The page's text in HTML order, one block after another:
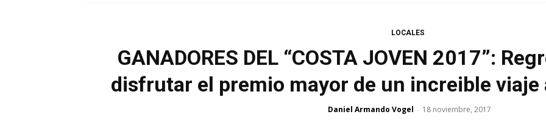
LOCALES
GANADORES DEL “COSTA JOVEN 2017”:
disfrutar el premio mayor de un increible viaje
Daniel Armando Vogel - 18 noviembre, 2017